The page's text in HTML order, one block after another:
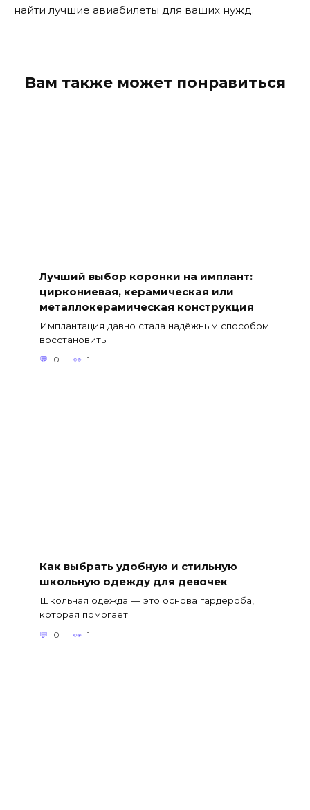
найти лучшие авиабилеты для ваших нужд.
Вам также может понравиться
Лучший выбор коронки на имплант:
циркониевая, керамическая или
металлокерамическая конструкция
Имплантация давно стала надёжным способом
восстановить
0 1
Как выбрать удобную и стильную
школьную одежду для девочек
Школьная одежда — это основа гардероба,
которая помогает
0 1